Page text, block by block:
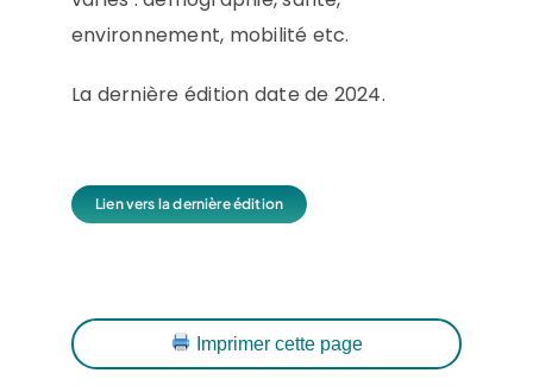
environnement, mobilité etc.
La dernière édition date de 2024.
Lien vers la dernière édition
Imprimer cette page